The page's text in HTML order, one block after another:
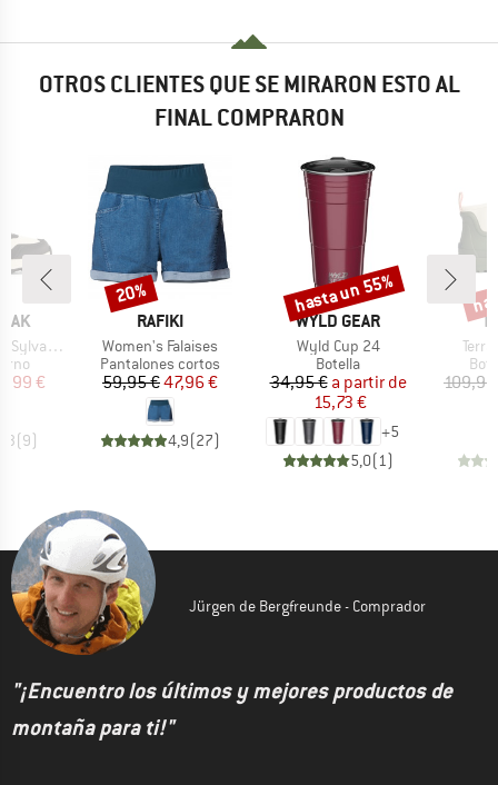
OTROS CLIENTES QUE SE MIRARON ESTO AL
FINAL COMPRARON
WP Boots
reducido
€
(9)
MARCA
RAFIKI
Artículo
Women's Falaises
Product group
Pantalones cortos
Precio
59,95 €Precio reducido
47,96 €
4,9(27)
Descuento
20%
MARCA
WYLD GEAR
Artículo
Wyld Cup 24
Product group
Botella
Precio
34,95 € Precio reducido
a partir de
15,73 €
+5
5,0(1)
Descuento
hasta un 55%
Jürgen de Bergfreunde - Comprador
"¡Encuentro los últimos y mejores productos de
montaña para ti!"